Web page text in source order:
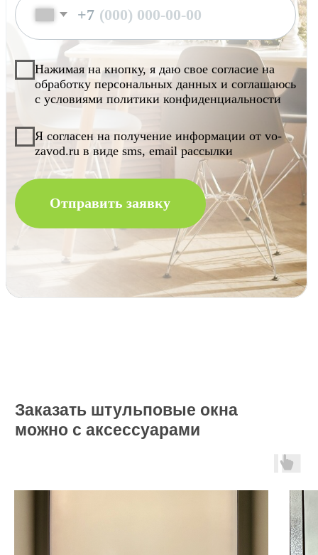
Заказать штульповые окна
можно с аксессуарами
Приходите к нам в гости
Белгород
Товары и услуги для вашего дома с
профессиональной установкой от Oknapeople